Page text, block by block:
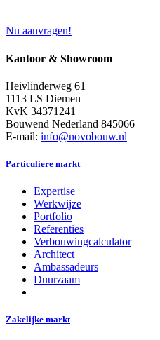
Nu aanvragen!
Kantoor & Showroom
Heivlinderweg 61
1113 LS Diemen
KvK 34371241
Bouwend Nederland 845066
E-mail: info@novobouw.nl
Particuliere markt
Expertise
Werkwijze
Portfolio
Referenties
Verbouwingcalculator
Architect
Ambassadeurs
Duurzaam
Zakelijke markt